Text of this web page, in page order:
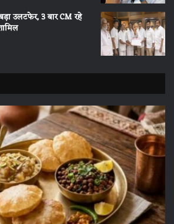
उलटफेर, 3 बार CM रहे